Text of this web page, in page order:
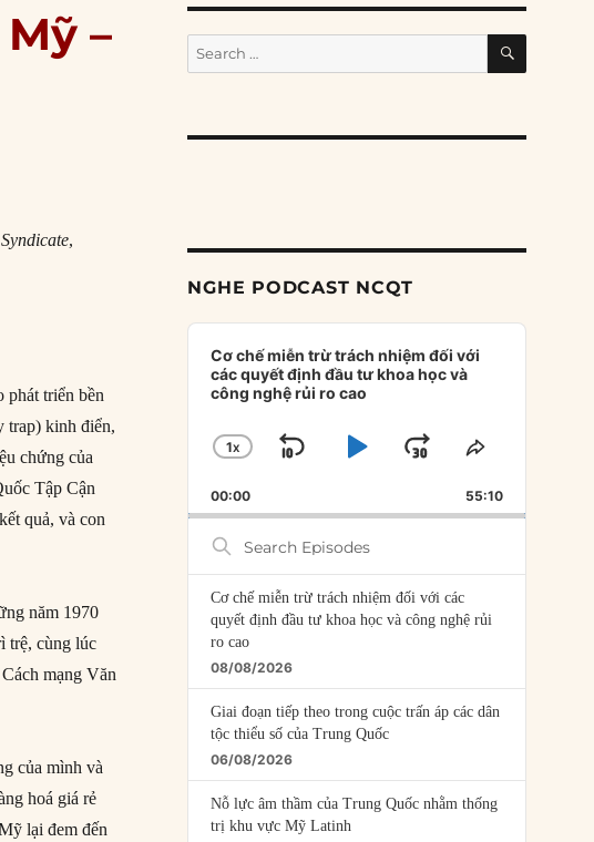
–
,
phát triển bền
trap) kinh điển,
chứng của
Tập Cận
quả, và con
năm 1970
trệ, cùng lúc
mạng Văn
của mình và
hoá giá rẻ
lại đem đến
Search
for:
SEARCH
NGHE PODCAST NCQT
Audio
Player
Cơ chế miễn trừ trách nhiệm đối với
các quyết định đầu tư khoa học và
công nghệ rủi ro cao
CHANGE
RATE
1X
SKIP
BACKWARD
PLAYJUMP
FORWARD
SHARE
EPISODE
00:00 55:10
Search
Episodes
Cơ chế miễn trừ trách nhiệm đối với các
quyết định đầu tư khoa học và công nghệ rủi
ro cao
08/08/2026
Giai đoạn tiếp theo trong cuộc trấn áp các dân
tộc thiểu số của Trung Quốc
06/08/2026
Nỗ lực âm thầm của Trung Quốc nhằm thống
trị khu vực Mỹ Latinh